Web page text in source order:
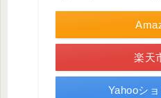
楽天
Yahooシ